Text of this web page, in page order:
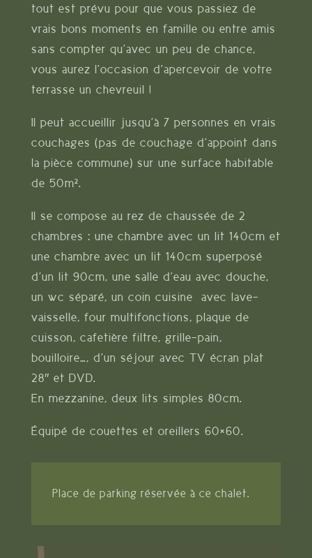
tout est prévu pour que vous passiez de
vrais bons moments en famille ou entre amis
sans compter qu’avec un peu de chance,
vous aurez l’occasion d’apercevoir de votre
terrasse un chevreuil !
Il peut accueillir jusqu’à 7 personnes en vrais
couchages (pas de couchage d’appoint dans
la pièce commune) sur une surface habitable
de 50m².
Il se compose au rez de chaussée de 2
chambres : une chambre avec un lit 140cm et
une chambre avec un lit 140cm superposé
d’un lit 90cm, une salle d’eau avec douche,
un wc séparé, un coin cuisine avec lave-
vaisselle, four multifonctions, plaque de
cuisson, cafetière filtre, grille-pain,
bouilloire…, d’un séjour avec TV écran plat
28″ et DVD.
En mezzanine, deux lits simples 80cm.
Équipé de couettes et oreillers 60×60.
Place de parking réservée à ce chalet.